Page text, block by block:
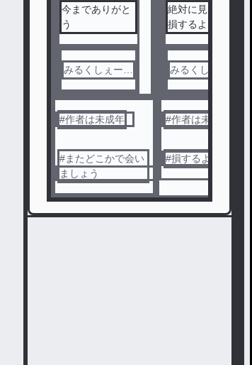
今までありがと
う
みるくしぇーく
#作者は未成年
#またどこかで会い
ましょう
絶対に見ないと
損するよ
みるくしぇーく
#作者は未成年
#損するよ？